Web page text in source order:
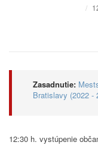
Zasadnutie:
Bratislavy (2022 -
12:30 h. vystúpenie